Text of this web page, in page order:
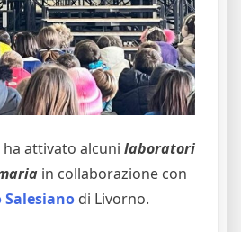
attivato alcuni laboratori
in collaborazione con
Salesiano di Livorno.